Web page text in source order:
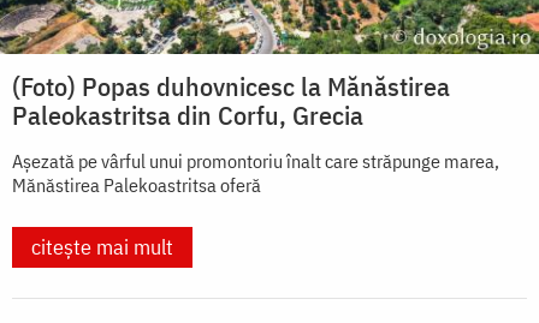
(Foto) Popas duhovnicesc la Mănăstirea
Paleokastritsa din Corfu, Grecia
Așezată pe vârful unui promontoriu înalt care străpunge marea,
Mănăstirea Palekoastritsa oferă
citește mai mult